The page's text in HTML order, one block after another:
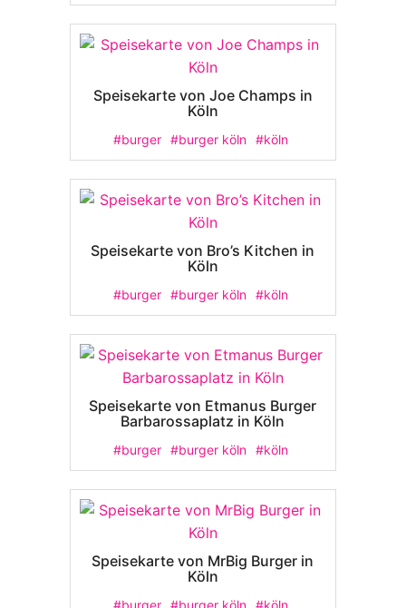
Speisekarte von Joe Champs in
Köln
#burger #burger köln #köln
Speisekarte von Bro’s Kitchen in
Köln
#burger #burger köln #köln
Speisekarte von Etmanus Burger
Barbarossaplatz in Köln
#burger #burger köln #köln
Speisekarte von MrBig Burger in
Köln
#burger #burger köln #köln